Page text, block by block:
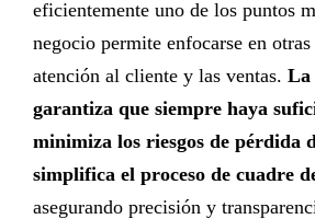
eficientemente uno de los puntos
negocio permite enfocarse en
atención al cliente y las ventas. La
garantiza que siempre haya
minimiza los riesgos de pérdida
simplifica el proceso de cuadre
asegurando precisión y